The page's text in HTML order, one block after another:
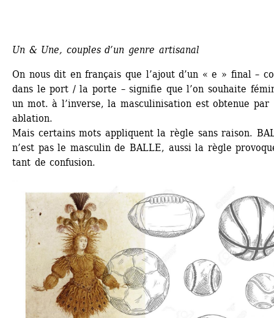
Un & Une, couples d’un genre artisanal
On nous dit en français que l’ajout d’un « e » final –
dans le port / la porte – signifie que l’on souhaite
un mot. à l’inverse, la masculinisation est obtenue par
ablation.
Mais certains mots appliquent la règle sans raison.
n’est pas le masculin de BALLE, aussi la règle
tant de confusion.